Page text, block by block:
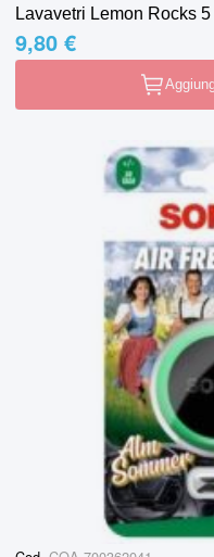
Lavavetri Lemon Rocks
9,80 €